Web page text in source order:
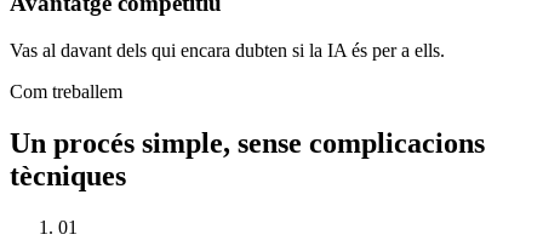
Vas al davant dels qui encara dubten si la IA és per a ells.
Com treballem
Un procés simple, sense complicacions
tècniques
01